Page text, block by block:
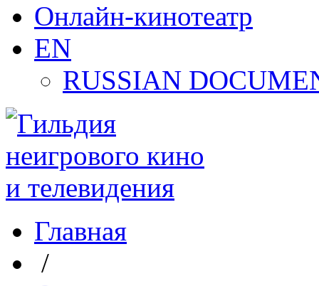
Онлайн-кинотеатр
EN
RUSSIAN
Главная
/